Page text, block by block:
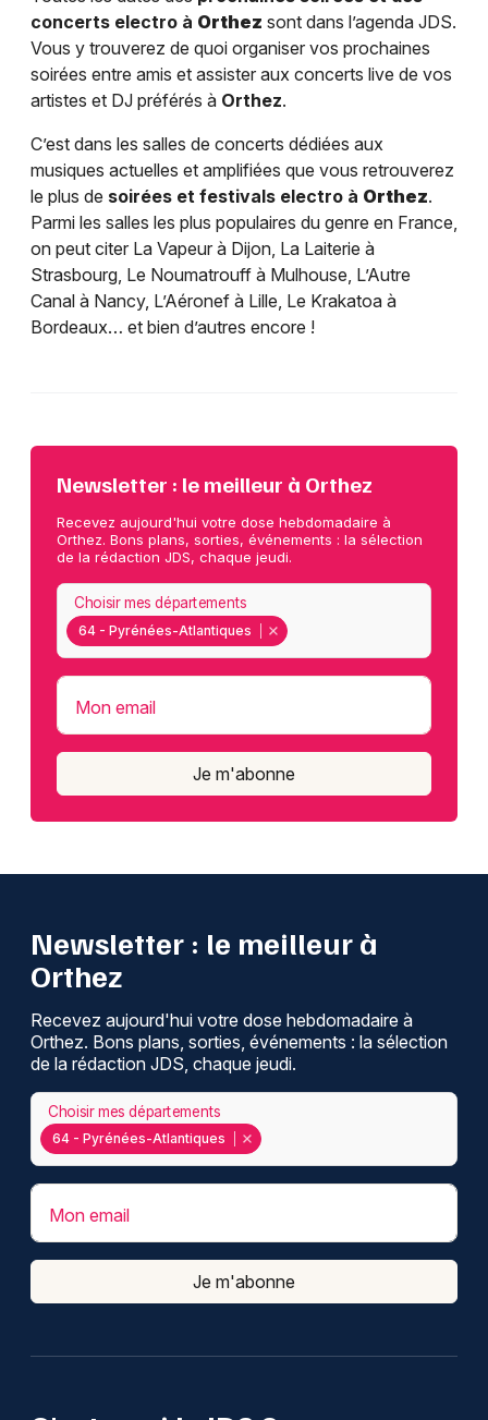
concerts electro à Orthez sont dans l’agenda JDS.
Vous y trouverez de quoi organiser vos prochaines
soirées entre amis et assister aux concerts live de vos
artistes et DJ préférés à Orthez.
C’est dans les salles de concerts dédiées aux
musiques actuelles et amplifiées que vous retrouverez
le plus de soirées et festivals electro à Orthez.
Parmi les salles les plus populaires du genre en France,
on peut citer La Vapeur à Dijon, La Laiterie à
Strasbourg, Le Noumatrouff à Mulhouse, L’Autre
Canal à Nancy, L’Aéronef à Lille, Le Krakatoa à
Bordeaux… et bien d’autres encore !
Newsletter : le meilleur à Orthez
Recevez aujourd'hui votre dose hebdomadaire à
Orthez. Bons plans, sorties, événements : la sélection
de la rédaction JDS, chaque jeudi.
64 - Pyrénées-Atlantiques
Choisir mes départements
Mon email
Je m'abonne
Newsletter : le meilleur à
Orthez
Recevez aujourd'hui votre dose hebdomadaire à
Orthez. Bons plans, sorties, événements : la sélection
de la rédaction JDS, chaque jeudi.
64 - Pyrénées-Atlantiques
Choisir mes départements
Mon email
Je m'abonne